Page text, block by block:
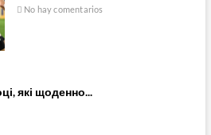
No hay comentarios
які щоденно...